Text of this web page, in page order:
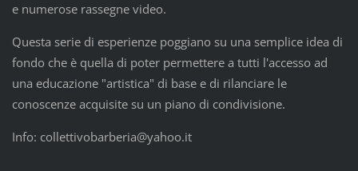
e numerose rassegne video.
Questa serie di esperienze poggiano su una semplice idea di
fondo che è quella di poter permettere a tutti l'accesso ad
una educazione "artistica" di base e di rilanciare le
conoscenze acquisite su un piano di condivisione.
Info: collettivobarberia@yahoo.it